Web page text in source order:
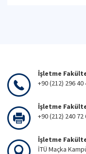
İşletme
+90 (212) 296 40
İşletme
+90 (212) 240 72
İşletme
İTÜ Maçka